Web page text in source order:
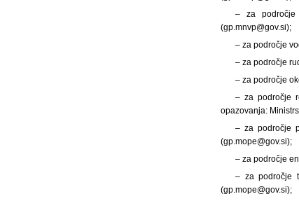
– za področje
(gp.mnvp@gov.si);
– za področje
– za področje
– za področje
– za področje
opazovanja:
– za področje
(gp.mope@gov.si);
– za področje
– za področje
(gp.mope@gov.si);